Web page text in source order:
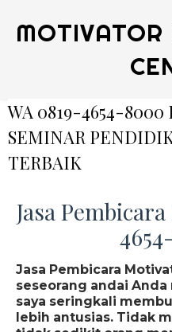
MOTIVATOR
WA 0819-4654-8000
SEMINAR
TERBAIK
Jasa
Jasa Pembicara
seseorang andai
saya seringkali
lebih antusias. Tidak